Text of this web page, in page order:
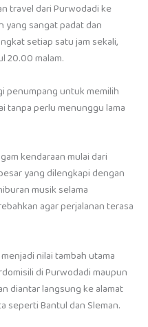
travel dari Purwodadi ke
yang sangat padat dan
setiap satu jam sekali,
20.00 malam.
penumpang untuk memilih
tanpa perlu menunggu lama
kendaraan mulai dari
yang dilengkapi dengan
musik selama
agar perjalanan terasa
nilai tambah utama
di Purwodadi maupun
diantar langsung ke alamat
seperti Bantul dan Sleman.